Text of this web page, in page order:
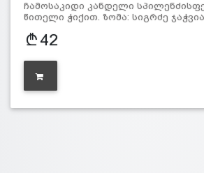
ჩამოსაკიდი კანდელი
წითელი ჭიქით. ზომა: სიგრძე
42